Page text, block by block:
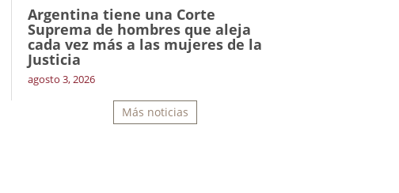
Argentina tiene una Corte
Suprema de hombres que aleja
cada vez más a las mujeres de la
Justicia
agosto 3, 2026
Más noticias